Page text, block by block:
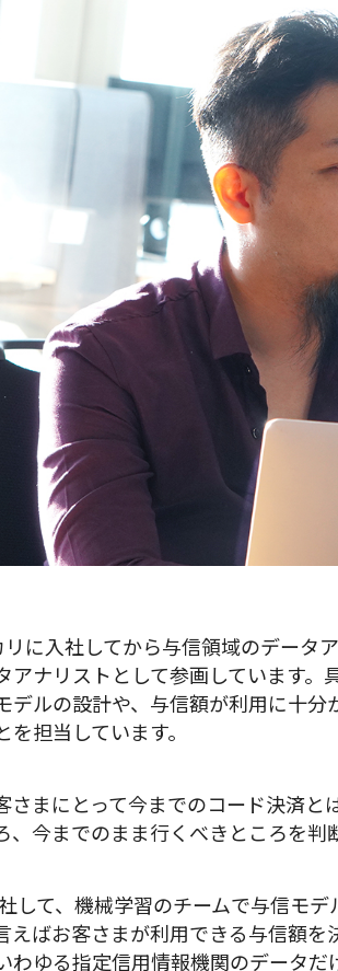
に入社してから与信領域のデータ
アナリストとして参画しています
デルの設計や、与信額が利用に十
担当しています。
まにとって今までのコード決済と
今までのまま行くべきところを判
して、機械学習のチームで与信モ
えばお客さまが利用できる与信額
ゆる指定信用情報機関のデータだ